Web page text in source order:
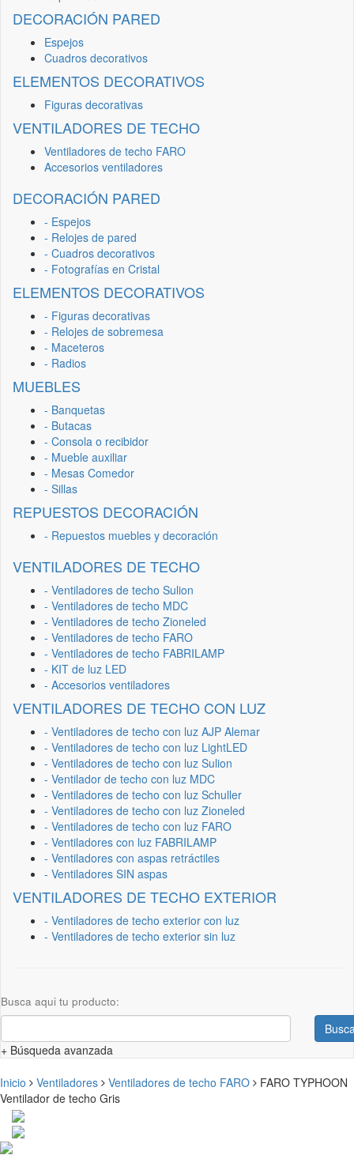
DECORACIÓN PARED
Espejos
Cuadros decorativos
ELEMENTOS DECORATIVOS
Figuras decorativas
VENTILADORES DE TECHO
Ventiladores de techo FARO
Accesorios ventiladores
DECORACIÓN PARED
- Espejos
- Relojes de pared
- Cuadros decorativos
- Fotografías en Cristal
ELEMENTOS DECORATIVOS
- Figuras decorativas
- Relojes de sobremesa
- Maceteros
- Radios
MUEBLES
- Banquetas
- Butacas
- Consola o recibidor
- Mueble auxiliar
- Mesas Comedor
- Sillas
REPUESTOS DECORACIÓN
- Repuestos muebles y decoración
VENTILADORES DE TECHO
- Ventiladores de techo Sulion
- Ventiladores de techo MDC
- Ventiladores de techo Zioneled
- Ventiladores de techo FARO
- Ventiladores de techo FABRILAMP
- KIT de luz LED
- Accesorios ventiladores
VENTILADORES DE TECHO CON LUZ
- Ventiladores de techo con luz AJP Alemar
- Ventiladores de techo con luz LightLED
- Ventiladores de techo con luz Sulion
- Ventilador de techo con luz MDC
- Ventiladores de techo con luz Schuller
- Ventiladores de techo con luz Zioneled
- Ventiladores de techo con luz FARO
- Ventiladores con luz FABRILAMP
- Ventiladores con aspas retráctiles
- Ventiladores SIN aspas
VENTILADORES DE TECHO EXTERIOR
- Ventiladores de techo exterior con luz
- Ventiladores de techo exterior sin luz
Busca aqui tu producto:
+ Búsqueda avanzada
Inicio Ventiladores Ventiladores de techo FARO
FARO TYPHOON
Ventilador de techo Gris